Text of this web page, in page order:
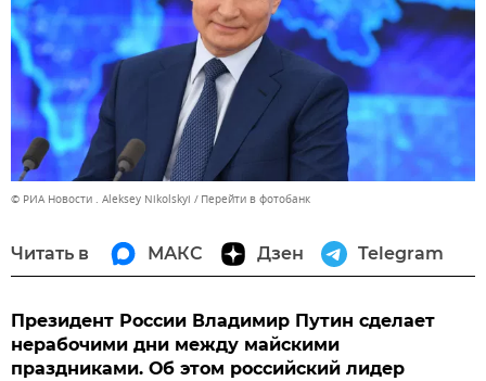
© РИА Новости . Aleksey Nikolskyi Перейти в фотобанк
Читать в МАКС Дзен Telegram
Президент России Владимир Путин сделает
нерабочими дни между майскими
праздниками. Об этом российский лидер